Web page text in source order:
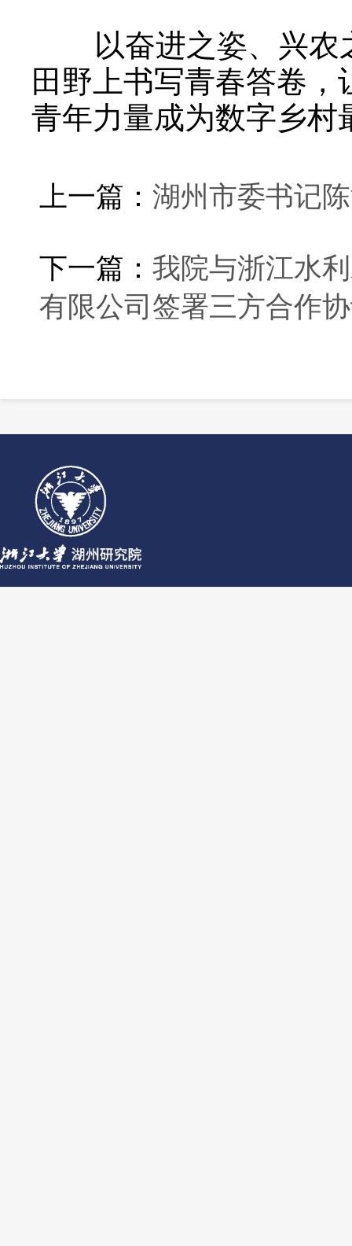
以奋进之姿、兴农
田野上书写青春答卷
青年力量成为数字乡村
上一篇： 湖州市委书记
下一篇： 我院与浙江水
有限公司签署三方合作